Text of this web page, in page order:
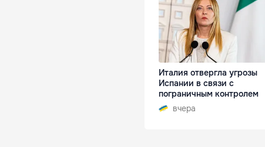
Италия отвергла угрозы
Испании в связи с
пограничным контролем
вчера